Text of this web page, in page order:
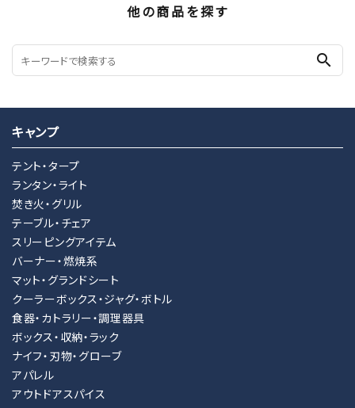
他の商品を探す
search
キャンプ
テント・タープ
ランタン・ライト
焚き火・グリル
テーブル・チェア
スリーピングアイテム
バーナー・燃焼系
マット・グランドシート
クーラーボックス・ジャグ・ボトル
食器・カトラリー・調理器具
ボックス・収納・ラック
ナイフ・刃物・グローブ
アパレル
アウトドアスパイス